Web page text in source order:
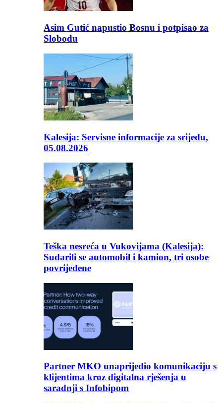
Asim Gutić napustio Bosnu i potpisao za
Slobodu
Kalesija: Servisne informacije za srijedu,
05.08.2026
Teška nesreća u Vukovijama (Kalesija):
Sudarili se automobil i kamion, tri osobe
povrijeđene
Partner MKO unaprijedio komunikaciju s
klijentima kroz digitalna rješenja u
saradnji s Infobipom